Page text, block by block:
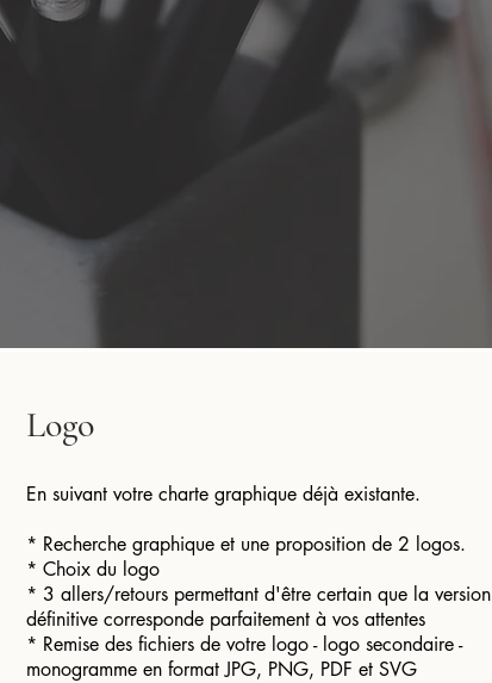
Logo
En suivant votre charte graphique déjà existante.
* Recherche graphique et une proposition de 2 logos.
* Choix du logo
* 3 allers/retours permettant d'être certain que la version
définitive corresponde parfaitement à vos attentes
* Remise des fichiers de votre logo - logo secondaire -
monogramme en format JPG, PNG, PDF et SVG